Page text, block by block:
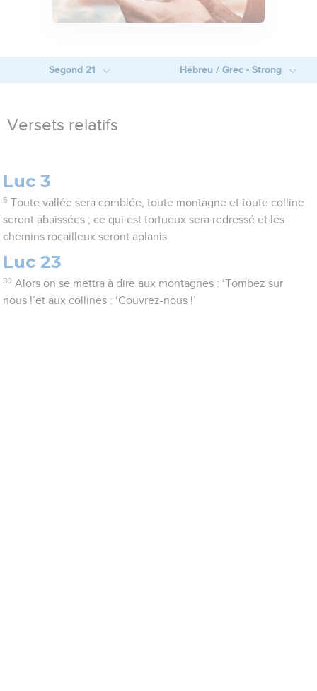
Segond 21 Hébreu / Grec - Strong
Versets relatifs
Luc 3
5 Toute vallée sera comblée, toute montagne et toute colline
seront abaissées ; ce qui est tortueux sera redressé et les
chemins rocailleux seront aplanis.
Luc 23
30 Alors on se mettra à dire aux montagnes : ‘Tombez sur
nous !’et aux collines : ‘Couvrez-nous !’